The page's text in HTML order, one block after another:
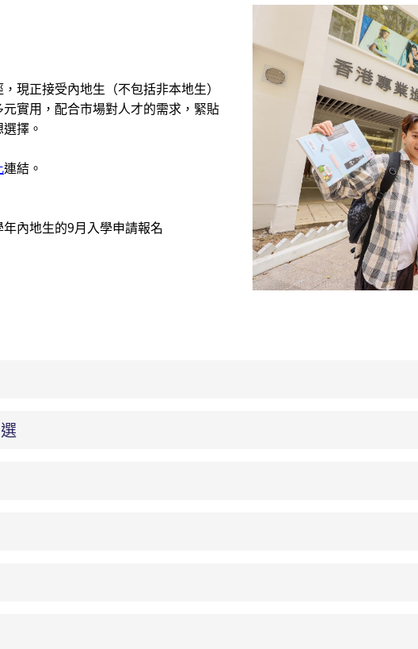
， 現正接受內地生（不包括非本地生）
實用，配合市場對人才的需求，緊貼
選擇 。
連結。
地生的9月入學申請報名